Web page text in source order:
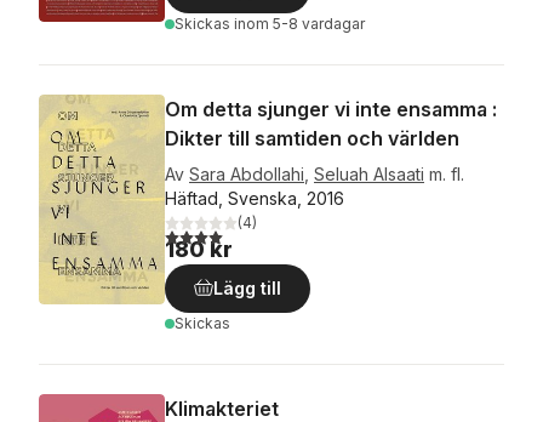
Skickas inom 5-8 vardagar
Om detta sjunger vi inte ensamma :
Dikter till samtiden och världen
Av Sara Abdollahi Seluah Alsaati m. fl.
Häftad, Svenska, 2016
4,0utav 5 stjärnor. Totalt antal röster:
(4)
180 kr
Lägg till
Skickas
Klimakteriet